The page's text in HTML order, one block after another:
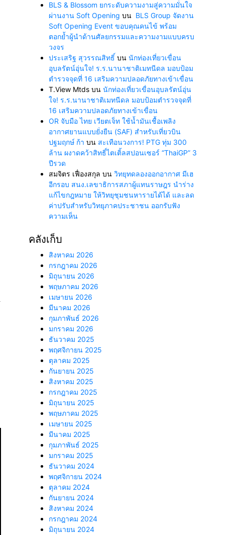
BLS & Blossom ยกระดับความงามสู่ความมั่นใจ
ผ่านงาน Soft Opening บน BLS Group จัดงาน
Soft Opening Event ขอบคุณคนไข้ พร้อม
ตอกย้ำผู้นำด้านศัลยกรรมและความงามแบบครบ
วงจร
ประเสริฐ สุวรรณสิทธิ์ บน นักท่องเที่ยวเขื่อน
อุบลรัตน์อุ่นใจ! ร.ร.นานาชาติเมทนีดล มอบป้อม
ตำรวจจุดที่ 16 เสริมความปลอดภัยทางเข้าเขื่อน
T.View Mtds บน นักท่องเที่ยวเขื่อนอุบลรัตน์อุ่น
ใจ! ร.ร.นานาชาติเมทนีดล มอบป้อมตำรวจจุดที่
16 เสริมความปลอดภัยทางเข้าเขื่อน
OR จับมือ ไทย เวียตเจ็ท ใช้น้ำมันเชื้อเพลิง
อากาศยานแบบยั่งยืน (SAF) สำหรับเที่ยวบิน
ปฐมฤกษ์ ก้า บน สะเทือนวงการ! PTG ทุ่ม 300
ล้าน ผงาดคว้าสิทธิ์ไตเติ้ลสปอนเซอร์ “ThaiGP” 3
ปีรวด
สมจิตร เฟื่องสกุล บน วิทยุทดลองออกอากาศ มีเฮ
อีกรอบ สนง.เลขาธิการสภาผู้แทนราษฎร นำร่าง
แก้ไขกฎหมาย ให้วิทยุชุมชนหารายได้ได้ และลด
ค่าปรับสำหรับวิทยุภาคประชาชน ออกรับฟัง
ความเห็น
คลังเก็บ
สิงหาคม 2026
กรกฎาคม 2026
มิถุนายน 2026
พฤษภาคม 2026
เมษายน 2026
มีนาคม 2026
กุมภาพันธ์ 2026
มกราคม 2026
ธันวาคม 2025
พฤศจิกายน 2025
ตุลาคม 2025
กันยายน 2025
สิงหาคม 2025
กรกฎาคม 2025
มิถุนายน 2025
พฤษภาคม 2025
เมษายน 2025
มีนาคม 2025
กุมภาพันธ์ 2025
มกราคม 2025
ธันวาคม 2024
พฤศจิกายน 2024
ตุลาคม 2024
กันยายน 2024
สิงหาคม 2024
กรกฎาคม 2024
มิถุนายน 2024